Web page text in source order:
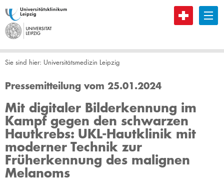
B
Sie sind hier: Universitätsmedizin Leipzig
Pressemitteilung vom 25.01.2024
Mit digitaler Bilderkennung im
Kampf gegen den schwarzen
Hautkrebs: UKL-Hautklinik mit
moderner Technik zur
Früherkennung des malignen
Melanoms